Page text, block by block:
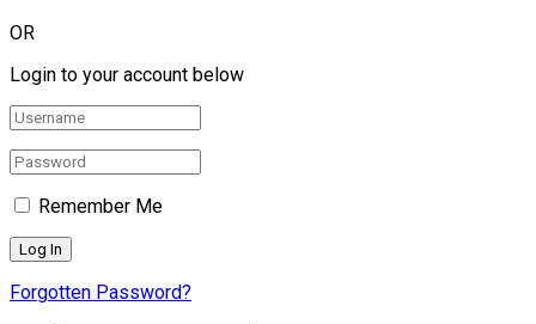
OR
Login to your account below
Remember Me
Forgotten Password?